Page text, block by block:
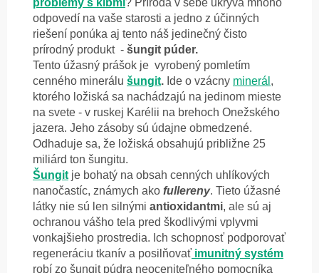
problémy s kĺbmi ? Príroda v sebe ukrýva mnoho
odpovedí na vaše starosti a jedno z účinných
riešení ponúka aj tento náš jedinečný čisto
prírodný produkt - šungit púder.
Tento úžasný prášok je vyrobený pomletím
cenného minerálu šungit. Ide o vzácny minerál ,
ktorého ložiská sa nachádzajú na jedinom mieste
na svete - v ruskej Karélii na brehoch Onežského
jazera. Jeho zásoby sú údajne obmedzené.
Odhaduje sa, že ložiská obsahujú približne 25
miliárd ton šungitu.
Šungit je bohatý na obsah cenných uhlíkových
nanočastíc, známych ako fullereny. Tieto úžasné
látky nie sú len silnými antioxidantmi, ale sú aj
ochranou vášho tela pred škodlivými vplyvmi
vonkajšieho prostredia. Ich schopnosť podporovať
regeneráciu tkanív a posilňovať imunitný systém
robí zo šungit púdra neoceniteľného pomocníka